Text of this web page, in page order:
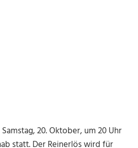
20. Oktober, um 20 Uhr
statt. Der Reinerlös wird für